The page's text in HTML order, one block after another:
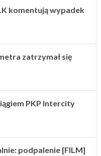
komentują wypadek
zatrzymał się
PKP Intercity
podpalenie [FILM]